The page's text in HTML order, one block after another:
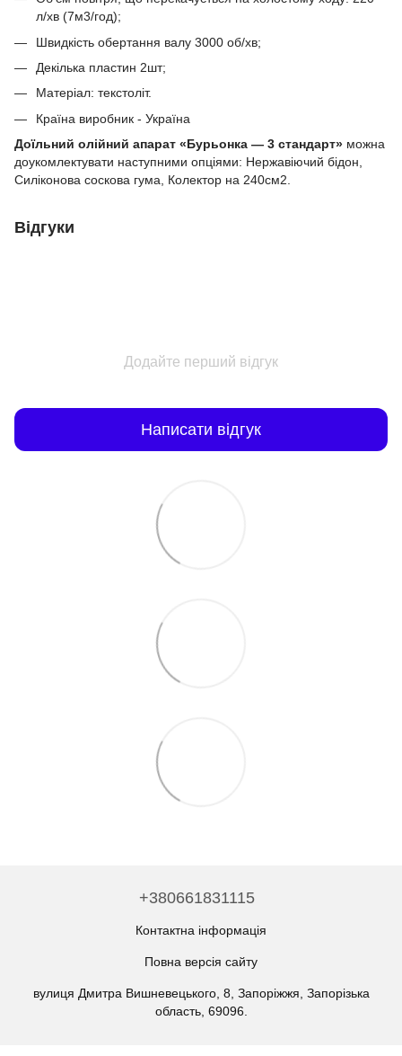
л/хв (7м3/год);
Швидкість обертання валу 3000 об/хв;
Декілька пластин 2шт;
Матеріал: текстоліт.
Країна виробник - Україна
Доїльний олійний апарат «Бурьонка — 3 стандарт» можна
доукомлектувати наступними опціями: Нержавіючий бідон,
Силіконова соскова гума, Колектор на 240см2.
Відгуки
Додайте перший відгук
Написати відгук
+380661831115
Контактна інформація
Повна версія сайту
вулиця Дмитра Вишневецького, 8, Запоріжжя, Запорізька
область, 69096.